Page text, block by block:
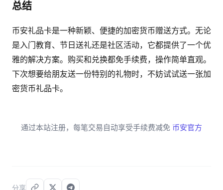
总结
币安礼品卡是一种新颖、便捷的加密货币赠送方式。无论
是入门教育、节日送礼还是社区活动，它都提供了一个优
雅的解决方案。购买和兑换都免手续费，操作简单直观。
下次想要给朋友送一份特别的礼物时，不妨试试送一张加
密货币礼品卡。
通过本站注册，每笔交易自动享受手续费减免 币安官方
分享